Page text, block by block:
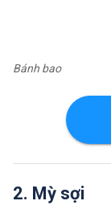
Bánh bao
2. Mỳ sợi